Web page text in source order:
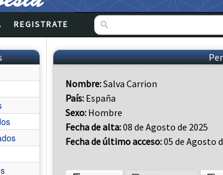
REGISTRATE
Nombre:Salva Carrion
País: España
Sexo: Hombre
Fecha de alta:08 de Agosto de 2025
Fecha de último acceso:05 de Agosto